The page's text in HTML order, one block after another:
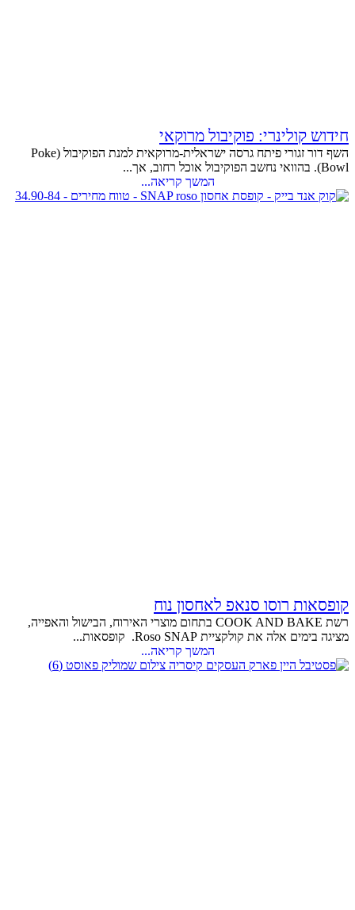
חידוש קולינרי: פוקיבול מרוקאי
השף דור זגורי פיתח גרסה ישראלית-מרוקאית למנת הפוקיבול (Poke
Bowl). בהוואי נחשב הפוקיבול אוכל רחוב, אך...
המשך קריאה...
קופסאות רוסו סנאפ לאחסון נוח
רשת COOK AND BAKE בתחום מוצרי האירוח, הבישול והאפייה,
מציגה בימים אלה את קולקציית Roso SNAP. קופסאות...
המשך קריאה...